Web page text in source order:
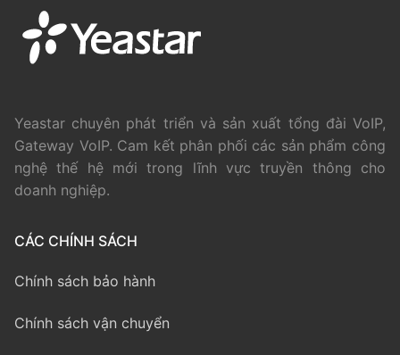
Yeastar chuyên phát triển và sản xuất tổng đài VoIP,
Gateway VoIP. Cam kết phân phối các sản phẩm công
nghệ thế hệ mới trong lĩnh vực truyền thông cho
doanh nghiệp.
CÁC CHÍNH SÁCH
Chính sách bảo hành
Chính sách vận chuyển